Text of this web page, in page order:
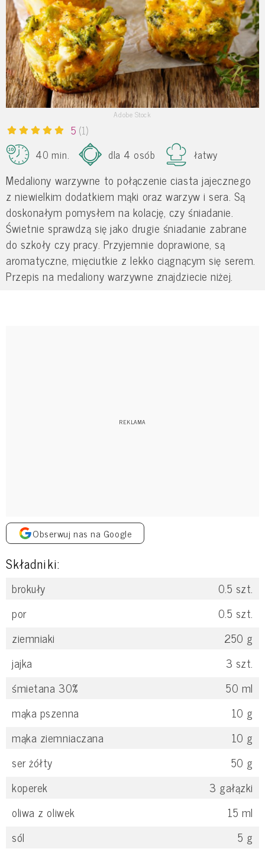
Adobe Stock
5 (1)
40 min.
dla 4 osób łatwy
Medaliony warzywne to połączenie ciasta jajecznego
z niewielkim dodatkiem mąki oraz warzyw i sera. Są
doskonałym pomysłem na kolację, czy śniadanie.
Świetnie sprawdzą się jako drugie śniadanie zabrane
do szkoły czy pracy. Przyjemnie doprawione, są
aromatyczne, mięciutkie z lekko ciągnącym się serem.
Przepis na medaliony warzywne znajdziecie niżej.
Obserwuj nas na Google
Składniki:
brokuły 0.5 szt.
por
0.5 szt.
ziemniaki
250 g
jajka
3 szt.
śmietana 30%
50 ml
mąka pszenna
10 g
mąka ziemniaczana
10 g
ser żółty
50 g
koperek
3 gałązki
oliwa z oliwek
15 ml
sól
5 g